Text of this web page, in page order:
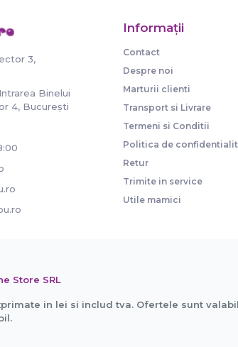
3,
Binelui
4, București
Informaţii
Contact
Despre noi
Marturii clienti
Transport si Livrare
Termeni si Conditii
Politica de
Retur
Trimite in service
Utile mamici
Store SRL
in lei si includ tva. Ofertele sunt